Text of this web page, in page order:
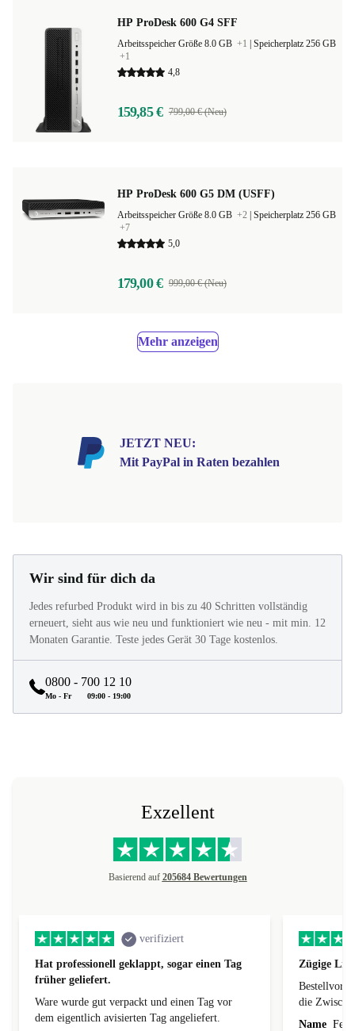
HP ProDesk 600 G4 SFF
Arbeitsspeicher Größe 8.0 GB +1
Speicherplatz 256 GB
+1
4,8
159,85 € 799,00 € (Neu)
HP ProDesk 600 G5 DM (USFF)
Arbeitsspeicher Größe 8.0 GB +2 Speicherplatz 256 GB
+7
5,0
179,00 € 999,00 € (Neu)
Mehr anzeigen
JETZT NEU:
Mit PayPal in Raten bezahlen
Wir sind für dich da
Jedes refurbed Produkt wird in bis zu 40 Schritten vollständig
erneuert, sieht aus wie neu und funktioniert wie neu - mit min. 12
Monaten Garantie. Teste jedes Gerät 30 Tage kostenlos.
0800 - 700 12 10
Mo - Fr 09:00 - 19:00
Exzellent
Basierend auf 205684 Bewertungen
verifiziert
Hat professionell geklappt, sogar einen Tag
früher geliefert.
Ware wurde gut verpackt und einen Tag vor
dem eigentlich avisierten Tag angeliefert.
Zügige
die
Name